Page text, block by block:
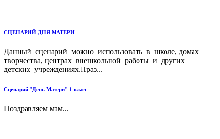
СЦЕНАРИЙ ДНЯ МАТЕРИ
Данный сценарий можно использовать в школе, домах
творчества, центрах внешкольной работы и других
детских учреждениях.Праз...
Сценарий "День Матери" 1 класс
Поздравляем мам...